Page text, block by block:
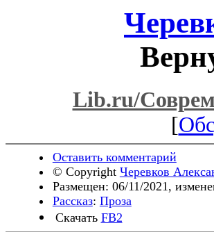
Lib.ru/
[
Оставить комментарий
© Copyright Черевков
Размещен: 06/11/2021,
Рассказ: Проза
Скачать FB2